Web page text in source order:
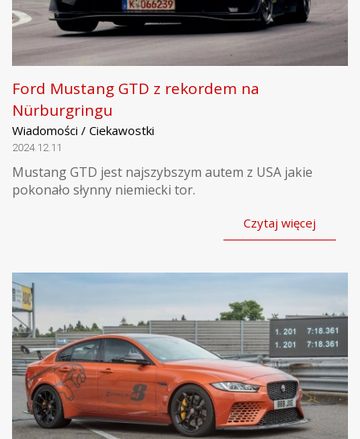
Ford Mustang GTD z rekordem na
Nürburgringu
Wiadomości / Ciekawostki
2024.12.11
Mustang GTD jest najszybszym autem z USA jakie
pokonało słynny niemiecki tor.
Czytaj więcej